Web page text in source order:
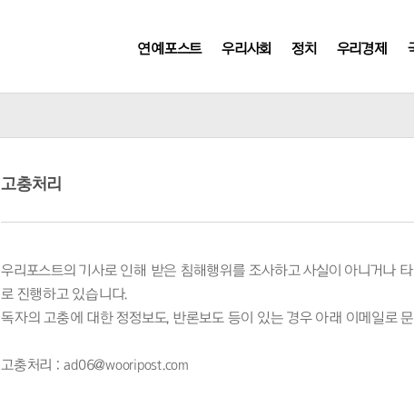
연예포스트 우리사회 정치 우리경제
고충처리
우리포스트의 기사로 인해 받은 침해행위를 조사하고 사실이 아니거나
로 진행하고 있습니다.
독자의 고충에 대한 정정보도, 반론보도 등이 있는 경우 아래 이메일로
고충처리 : ad06@wooripost.com